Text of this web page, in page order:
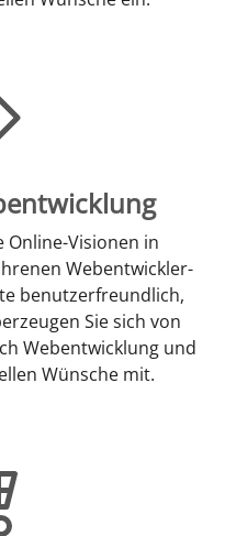
Online-Visionen in
Webentwickler-
benutzerfreundlich,
Sie sich von
Webentwicklung und
Wünsche mit.